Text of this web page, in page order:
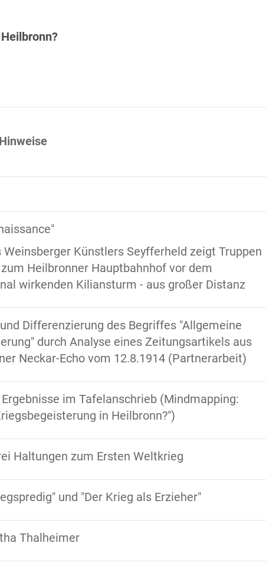
Weinsberger Künstlers Seyfferheld zeigt Truppen
Heilbronner Hauptbahnhof vor dem
wirkenden Kiliansturm - aus großer Distanz
Differenzierung des Begriffes "Allgemeine
durch Analyse eines Zeitungsartikels aus
Neckar-Echo vom 12.8.1914 (Partnerarbeit)
im Tafelanschrieb (Mindmapping:
in Heilbronn?")
Haltungen zum Ersten Weltkrieg
und "Der Krieg als Erzieher"
Thalheimer